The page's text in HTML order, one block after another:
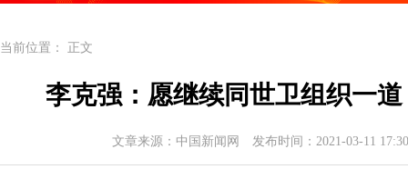
当前位置： 正文
李克强：愿继续同世卫组织一
文章来源： 中国新闻网 发布时间：2021-03-11